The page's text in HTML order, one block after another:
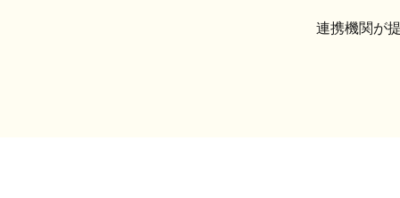
連携機関が